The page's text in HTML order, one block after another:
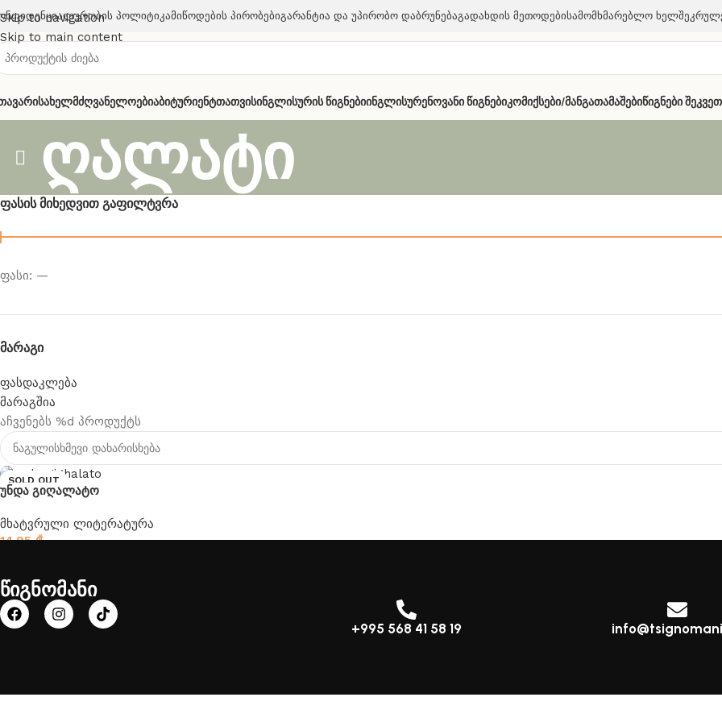
Skip to navigation
Skip to main content
ᲞოლიტიკაᲛიწოდების ᲞირობებიᲒარანტია Და Უპირობო ᲓაბრუნებაᲒადახდის ᲛეთოდებიᲡამომხმარებლო
ᲡახელმძღვანელოებიᲐბიტურიენტთათვისᲘნგლისურის ᲬიგნებიᲘნგლისურენოვანი ᲬიგნებიᲙომიქსები/მანგაᲗამაშებიᲬიგნები
ღალატი
Ფასის Მიხედვით Გაფილტვრა
ფასი: —
Მარაგი
ფასდაკლება
მარაგშია
აჩვენებს %d პროდუქტს
SOLD OUT
უნდა გიღალატო
მხატვრული ლიტერატურა
14.95₾
წიგნომანი
+995 568 41 58 19